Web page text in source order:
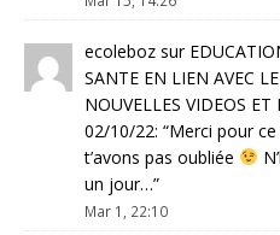
ecoleboz sur
SANTE EN LIEN AVEC
NOUVELLES VIDEOS ET
02/10/22: “Merci pour
t’avons pas oubliée
un jour…”
Mar 1, 22:10